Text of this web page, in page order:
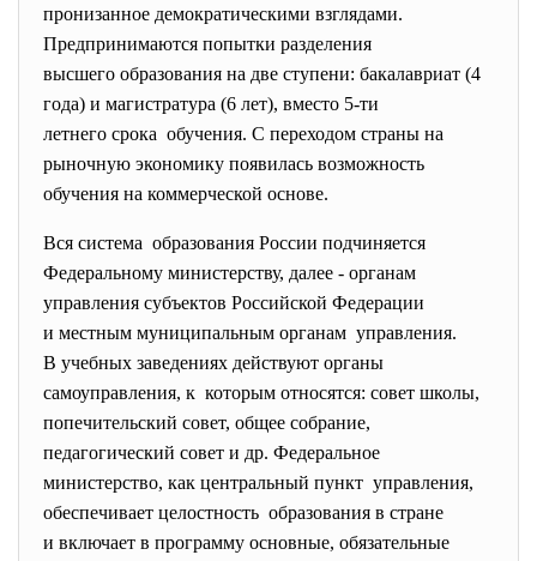
пронизанное демократическими взглядами.
Предпринимаются попытки разделения
высшего образования на две ступени: бакалавриат (4
года) и магистратура (6 лет), вместо 5-ти
летнего срока обучения. С переходом страны на
рыночную экономику появилась возможность
обучения на коммерческой основе.
Вся система образования России подчиняется
Федеральному министерству, далее - органам
управления субъектов Российской Федерации
и местным муниципальным органам управления.
В учебных заведениях действуют органы
самоуправления, к которым относятся: совет школы,
попечительский совет, общее собрание,
педагогический совет и др. Федеральное
министерство, как центральный пункт управления,
обеспечивает целостность образования в стране
и включает в программу основные, обязательные